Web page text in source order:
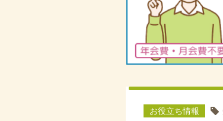
お役立ち情報